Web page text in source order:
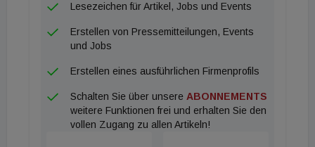
Lesezeichen für Artikel, Jobs und Events
Erstellen von Pressemitteilungen, Events
und Jobs
Erstellen eines ausführlichen Firmenprofils
Schalten Sie über unsere ABONNEMENTS
weitere Funktionen frei und erhalten Sie den
vollen Zugang zu allen Artikeln!